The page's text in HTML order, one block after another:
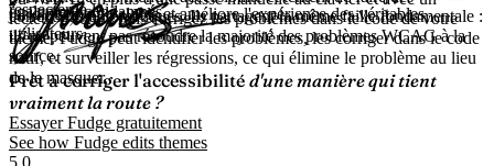
respecter la loi.
également condamnés.
juridiquement valable et améliore l'expérience des véritables
utilisateurs.
corrections automatiques. Ils partagent la même faille fondamentale :
ils ne peuvent pas résoudre la majorité des problèmes WCAG à la
source.
lecteur d'écran, puis corrigez les problèmes dans le code de votre
thème. Fudge peut identifier les problèmes, les corriger dans le code
natif, et surveiller les régressions, ce qui élimine le problème au lieu
de le masquer.
Prêt à corriger l'accessibilité d'une manière qui tient
vraiment la route ?
Essayer Fudge gratuitement
See how Fudge edits themes
5.0